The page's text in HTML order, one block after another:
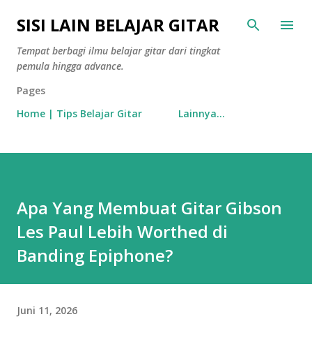
Langsung ke konten utama
SISI LAIN BELAJAR GITAR
Tempat berbagi ilmu belajar gitar dari tingkat
pemula hingga advance.
Pages
Home | Tips Belajar Gitar
Lainnya…
Apa Yang Membuat Gitar Gibson
Les Paul Lebih Worthed di
Banding Epiphone?
Juni 11, 2026